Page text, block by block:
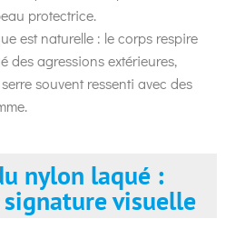
protectrice.
est naturelle : le corps respire
des agressions extérieures,
souvent ressenti avec des
nylon laqué :
visuelle